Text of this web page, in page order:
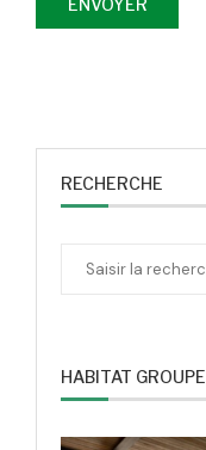
RECHERCHE
HABITAT GROUPE